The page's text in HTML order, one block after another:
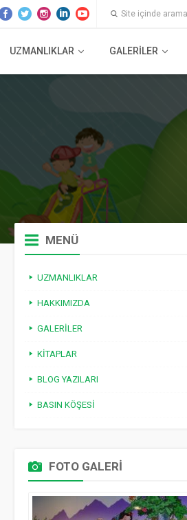
UZMANLIKLAR GALERILER
MENÜ
UZMANLIKLAR
HAKKIMIZDA
GALERILER
KITAPLAR
BLOG YAZILARI
BASIN KÖŞESI
FOTO GALERİ